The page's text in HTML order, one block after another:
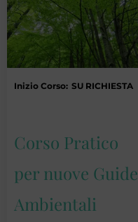
Inizio Corso: SU RICHIESTA
Corso Pratico
per nuove Guide
Ambientali